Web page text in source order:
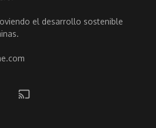
el desarrollo sostenible